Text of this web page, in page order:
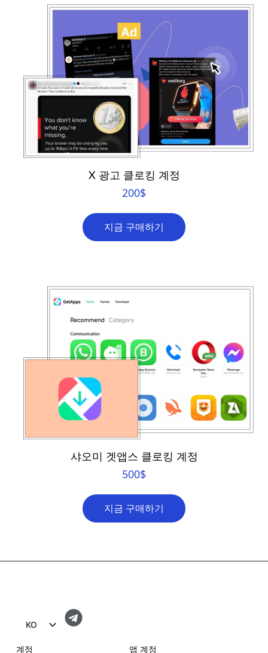
X 광고 클로킹 계정
200$
지금 구매하기
샤오미 겟앱스 클로킹 계정
500$
지금 구매하기
KO
EN
계정 앱 계정